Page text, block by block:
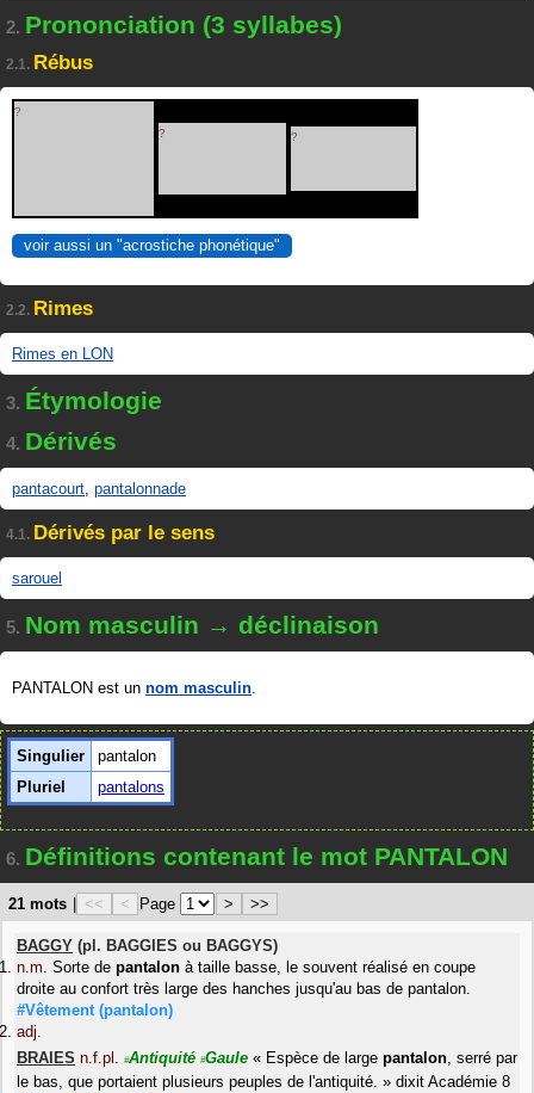
2. Prononciation (3 syllabes)
2.1. Rébus
?
?
?
voir aussi un "acrostiche phonétique"
2.2. Rimes
Rimes en LON
3. Étymologie
4. Dérivés
pantacourt, pantalonnade
4.1. Dérivés par le sens
sarouel
5. Nom masculin → déclinaison
PANTALON est un nom masculin.
Singulier
pantalon
Pluriel
pantalons
6. Définitions contenant le mot PANTALON
21 mots << < Page > >>
BAGGY (pl. BAGGIES ou BAGGYS)
n.m. Sorte de pantalon à taille basse, le souvent réalisé en coupe
droite au confort très large des hanches jusqu'au bas de pantalon.
#Vêtement (pantalon)
adj.
BRAIES n.f.pl. #Antiquité #Gaule « Espèce de large pantalon, serré par
le bas, que portaient plusieurs peuples de l'antiquité. » dixit Académie 8